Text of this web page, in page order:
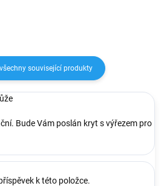
související produkty
Bude Vám poslán kryt s výřezem pro
k této položce.